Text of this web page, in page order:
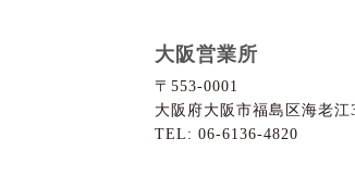
大阪営業所
〒553-0001
大阪府大阪市福島区海老江
TEL: 06-6136-4820